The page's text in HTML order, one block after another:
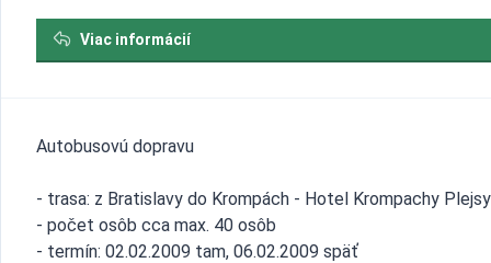
Viac informácií
Autobusovú dopravu
- trasa: z Bratislavy do Krompách - Hotel Krompachy Plejsy
- počet osôb cca max. 40 osôb
- termín: 02.02.2009 tam, 06.02.2009 späť